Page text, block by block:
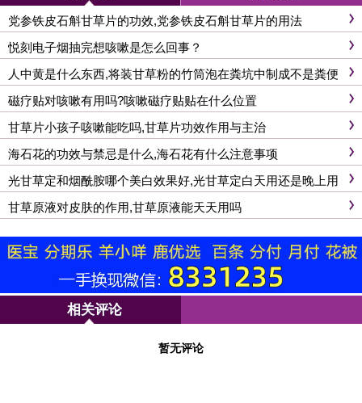
党参铁皮石斛甘草片的功效,党参铁皮石斛甘草片的用法
悦刻电子烟抽完想咳嗽是怎么回事？
人中黄是什么东西,将装甘草粉的竹筒泡在粪坑中制成不是粪便
磁疗贴对咳嗽有用吗?咳嗽磁疗贴贴在什么位置
甘草片小孩子咳嗽能吃吗,甘草片功效作用与主治
海石花的功效与禁忌是什么,海石花有什么注意事项
光甘草定和烟酰胺哪个美白效果好,光甘草定白天用还是晚上用
甘草原液对皮肤的作用,甘草原液能天天用吗
相关评论
暂无评论